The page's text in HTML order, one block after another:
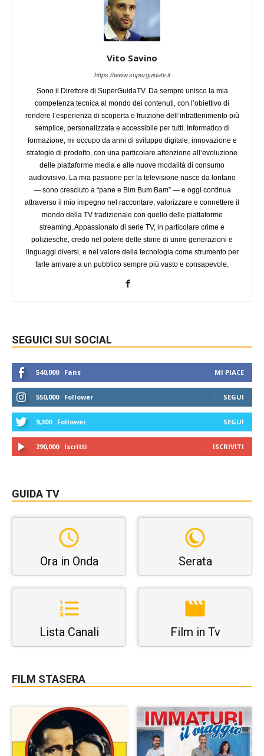
Vito Savino
https://www.superguidatv.it
Sono il Direttore di SuperGuidaTV. Da sempre unisco la mia
competenza tecnica al mondo dei contenuti, con l’obiettivo di
rendere l’esperienza di scoperta e fruizione dell’intrattenimento più
semplice, personalizzata e accessibile per tutti. Informatico di
formazione, mi occupo da anni di sviluppo digitale, innovazione e
strategie di prodotto, con una particolare attenzione all’evoluzione
delle piattaforme media e alle nuove modalità di consumo
audiovisivo. La mia passione per la televisione nasce da lontano
— sono cresciuto a “pane e Bim Bum Bam” — e oggi continua
attraverso il mio impegno nel raccontare, valorizzare e connettere il
mondo della TV tradizionale con quello delle piattaforme
streaming. Appassionato di serie TV, in particolare crime e
poliziesche, credo nel potere delle storie di unire generazioni e
linguaggi diversi, e nel valore della tecnologia come strumento per
farle arrivare a un pubblico sempre più vasto e consapevole.
SEGUICI SUI SOCIAL
540,000 Fans MI PIACE
550,000 Follower SEGUI
9,300 Follower SEGUI
290,000 Iscritti ISCRIVITI
GUIDA TV
Ora in Onda Serata
Lista Canali Film in Tv
FILM STASERA